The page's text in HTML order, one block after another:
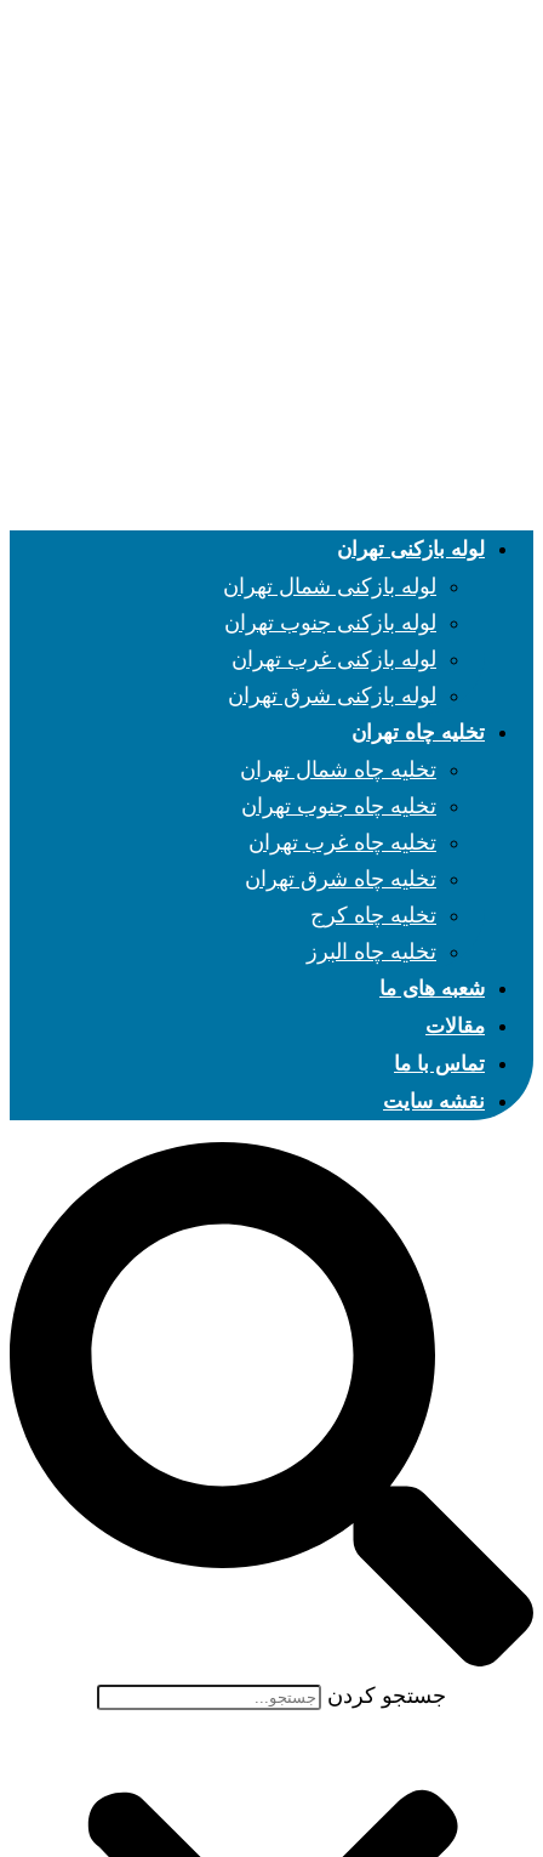
لوله بازکنی تهران
لوله بازکنی شمال تهران
لوله بازکنی جنوب تهران
لوله بازکنی غرب تهران
لوله بازکنی شرق تهران
تخلیه چاه تهران
تخلیه چاه شمال تهران
تخلیه چاه جنوب تهران
تخلیه چاه غرب تهران
تخلیه چاه شرق تهران
تخلیه چاه کرج
تخلیه چاه البرز
شعبه های ما
مقالات
تماس با ما
نقشه سایت
جستجو کردن